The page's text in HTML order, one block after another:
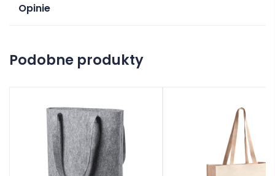
Opinie
Podobne produkty